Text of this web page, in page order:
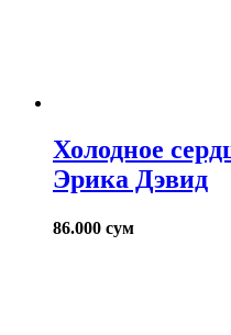
Холодное
Эрика Дэвид
86.000 сум